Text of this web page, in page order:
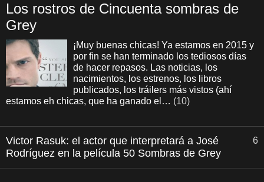
Los rostros de Cincuenta sombras de
Grey
¡Muy buenas chicas! Ya estamos en 2015 y
por fin se han terminado los tediosos días
de hacer repasos. Las noticias, los
nacimientos, los estrenos, los libros
publicados, los tráilers más vistos (ahí
estamos eh chicas, que ha ganado el… (10)
Victor Rasuk: el actor que interpretará a José
Rodríguez en la película 50 Sombras de Grey
6